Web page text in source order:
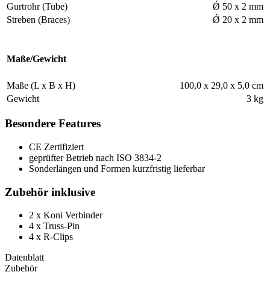
Gurtrohr (Tube)
Ǿ 50 x 2 mm
Streben (Braces)
Ǿ 20 x 2 mm
Maße/Gewicht
Maße (L x B x H)
100,0 x 29,0 x 5,0 cm
Gewicht
3 kg
Besondere Features
CE Zertifiziert
geprüfter Betrieb nach ISO 3834-2
Sonderlängen und Formen kurzfristig lieferbar
Zubehör inklusive
2 x Koni Verbinder
4 x Truss-Pin
4 x R-Clips
Datenblatt
Zubehör